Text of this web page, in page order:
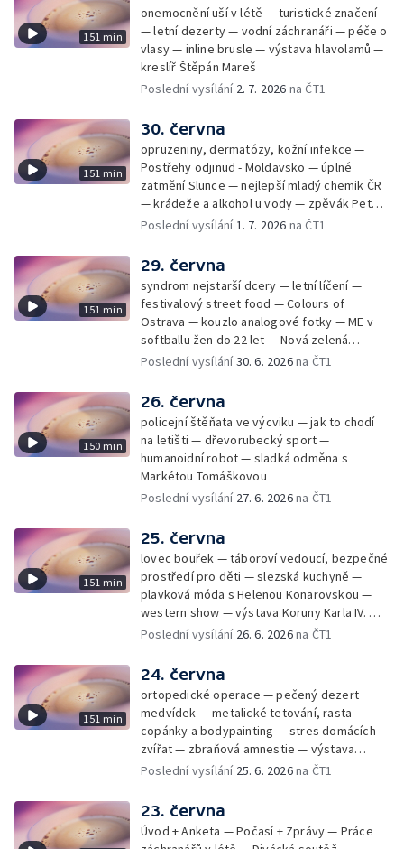
151 min
onemocnění uší v létě — turistické značení
— letní dezerty — vodní záchranáři — péče o
vlasy — inline brusle — výstava hlavolamů —
kreslíř Štěpán Mareš
Poslední vysílání 2. 7. 2026 na ČT1
151 min
30. června
opruzeniny, dermatózy, kožní infekce —
Postřehy odjinud - Moldavsko — úplné
zatmění Slunce — nejlepší mladý chemik ČR
— krádeže a alkohol u vody — zpěvák Peter
Cmorik
Poslední vysílání 1. 7. 2026 na ČT1
151 min
29. června
syndrom nejstarší dcery — letní líčení —
festivalový street food — Colours of
Ostrava — kouzlo analogové fotky — ME v
softballu žen do 22 let — Nová zelená
úsporám — Global Teacher Prize Czech
Poslední vysílání30. 6. 2026na ČT1
150 min
26. června
policejní štěňata ve výcviku — jak to chodí
na letišti — dřevorubecký sport —
humanoidní robot — sladká odměna s
Markétou Tomáškovou
Poslední vysílání 27. 6. 2026na ČT1
151 min
25. června
lovec bouřek — táboroví vedoucí, bezpečné
prostředí pro děti — slezská kuchyně —
plavková móda s Helenou Konarovskou —
western show — výstava Koruny Karla IV. —
mladý lezecký fenomén Josef Šindel
Poslední vysílání 26. 6. 2026na ČT1
151 min
24. června
ortopedické operace — pečený dezert
medvídek — metalické tetování, rasta
copánky a bodypainting — stres domácích
zvířat — zbraňová amnestie — výstava
mikrofotografií rostlin — fenomenální
Poslední vysílání 25. 6. 2026na ČT1
23. června
Úvod + Anketa — Počasí + Zprávy — Práce